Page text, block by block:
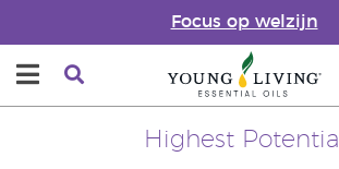
Focus op welzijn
Highest Potential